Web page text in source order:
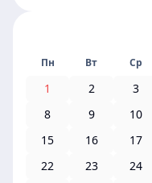
Пн Вт Ср
1 2 3
8
9 10
15
16 17
22
23 24